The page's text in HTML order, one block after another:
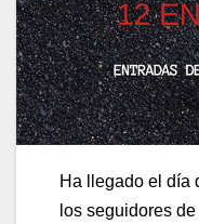
Ha llegado el día
los seguidores